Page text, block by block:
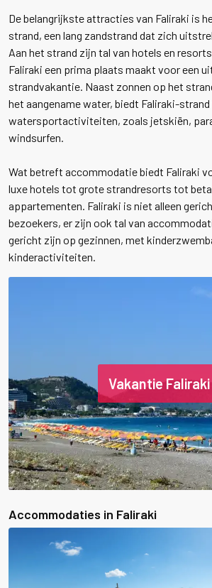
De belangrijkste attracties van Faliraki is
strand, een lang zandstrand dat zich
Aan het strand zijn tal van hotels en
Faliraki een prima plaats maakt voor een
strandvakantie. Naast zonnen op het
het aangename water, biedt Faliraki-strand
watersportactiviteiten, zoals jetskiën,
windsurfen.
Wat betreft accommodatie biedt Faliraki
luxe hotels tot grote strandresorts tot
appartementen. Faliraki is niet alleen
bezoekers, er zijn ook tal van
gericht zijn op gezinnen, met
kinderactiviteiten.
Vakantie Faliraki
Accommodaties in Faliraki